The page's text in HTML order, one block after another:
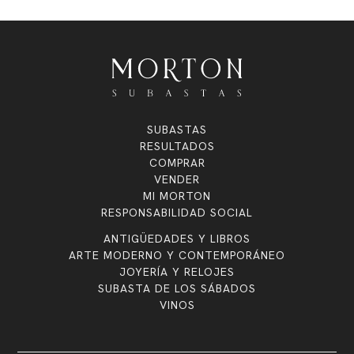
SUBASTAS
RESULTADOS
COMPRAR
VENDER
MI MORTON
RESPONSABILIDAD SOCIAL
ANTIGÜEDADES Y LIBROS
ARTE MODERNO Y CONTEMPORÁNEO
JOYERÍA Y RELOJES
SUBASTA DE LOS SÁBADOS
VINOS